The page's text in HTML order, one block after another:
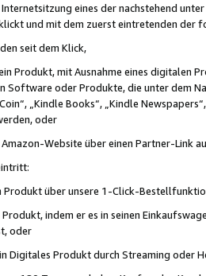
eines der nachstehend
und mit dem zuerst eintretenden der
seit dem Klick,
Produkt, mit Ausnahme eines digitalen
Software oder Produkte, die unter dem
„Kindle Books“, „Kindle
oder
Website über einen Partner-Link
über unsere 1-Click-
indem er es in seinen
oder
Digitales Produkt durch Streaming oder